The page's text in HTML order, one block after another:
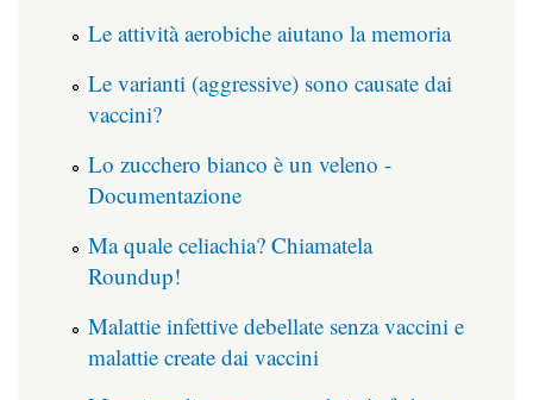
Le attività aerobiche aiutano la memoria
Le varianti (aggressive) sono causate dai
vaccini?
Lo zucchero bianco è un veleno -
Documentazione
Ma quale celiachia? Chiamatela
Roundup!
Malattie infettive debellate senza vaccini e
malattie create dai vaccini